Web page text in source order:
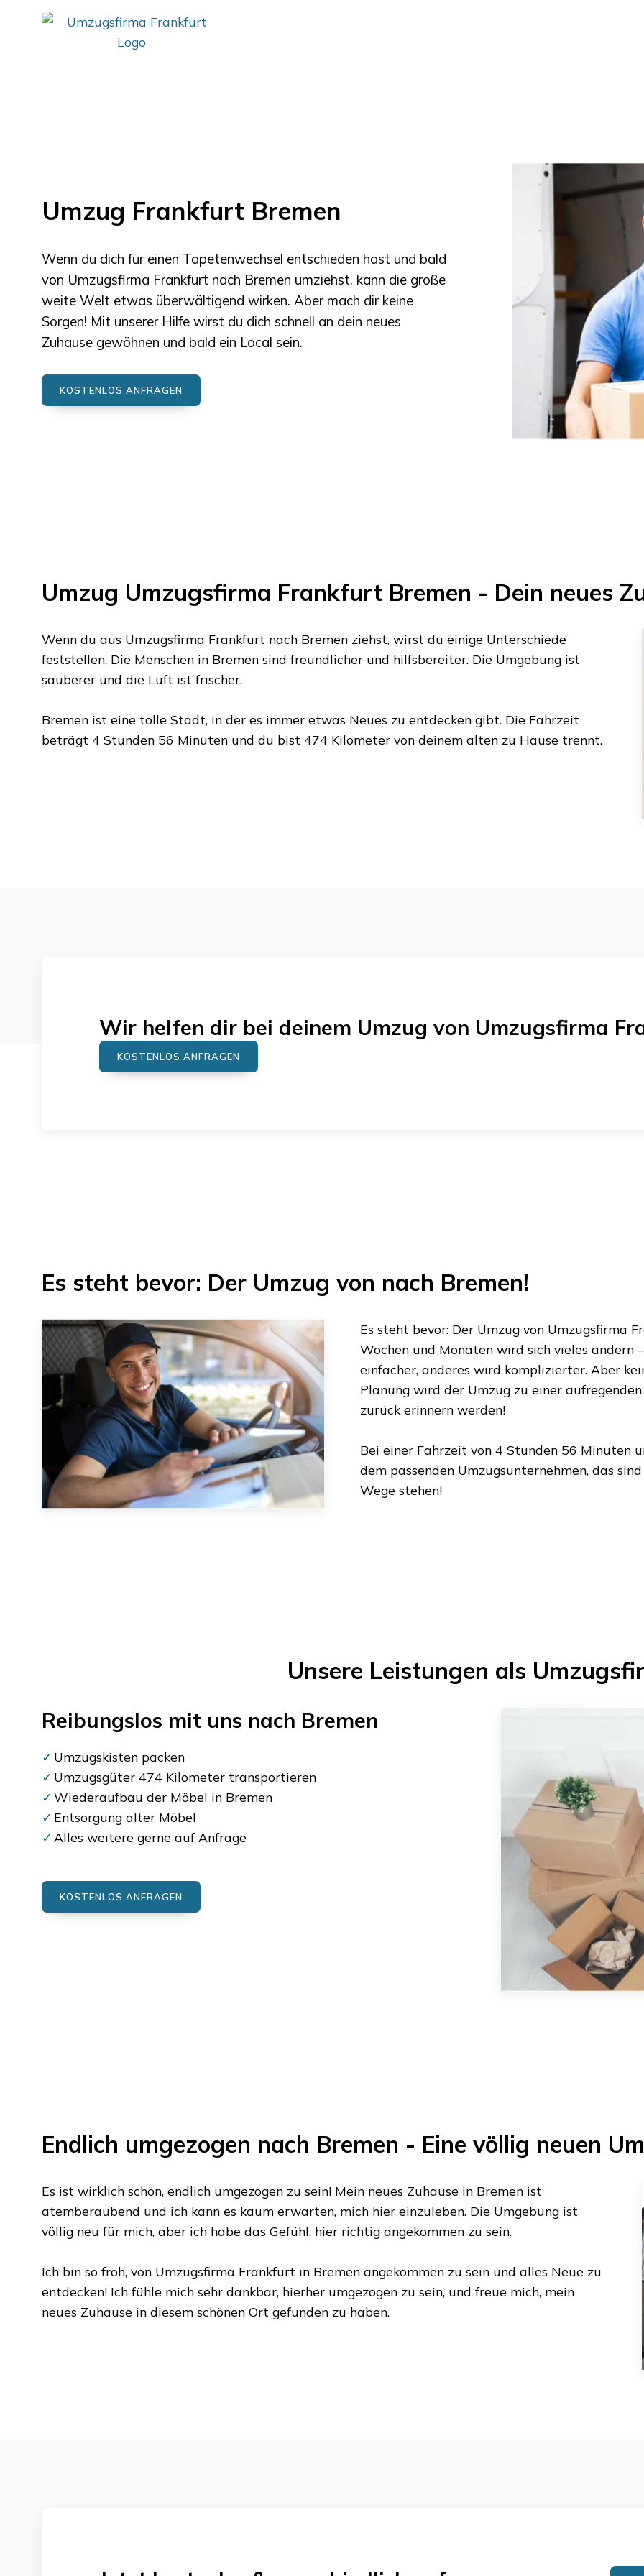
Umzug Frankfurt Bremen
Wenn du dich für einen Tapetenwechsel entschieden hast und bald
von Umzugsfirma Frankfurt nach Bremen umziehst, kann die große
weite Welt etwas überwältigend wirken. Aber mach dir keine
Sorgen! Mit unserer Hilfe wirst du dich schnell an dein neues
Zuhause gewöhnen und bald ein Local sein.
KOSTENLOS ANFRAGEN
Umzug Umzugsfirma Frankfurt Bremen - Dein neues
Wenn du aus Umzugsfirma Frankfurt nach Bremenziehst, wirst du einige Unterschiede
feststellen. Die Menschen in Bremensind freundlicher und hilfsbereiter. Die Umgebung ist
sauberer und die Luft ist frischer.
Bremenist eine tolle Stadt, in der es immer etwas Neues zu entdecken gibt. Die Fahrzeit
beträgt 4 Stunden 56 Minutenund du bist 474 Kilometervon deinem alten zu Hause trennt.
Wir helfen dir bei deinem Umzug von Umzugsfirma
KOSTENLOS ANFRAGEN
Es steht bevor: Der Umzug von nach Bremen!
Es steht bevor: Der Umzug von Umzugsfirma
Wochen und Monaten wird sich vieles ändern
einfacher, anderes wird komplizierter. Aber
Planung wird der Umzug zu einer
zurück erinnern werden!
Bei einer Fahrzeit von 4 Stunden 56 Minuten
dem passenden Umzugsunternehmen, das
Wege stehen!
Unsere Leistungen als
Reibungslos mit uns nach Bremen
Umzugskisten packen
Umzugsgüter 474 Kilometer transportieren
Wiederaufbau der Möbel in Bremen
Entsorgung alter Möbel
Alles weitere gerne auf Anfrage
KOSTENLOS ANFRAGEN
Endlich umgezogen nach Bremen - Eine völlig neuen
Es ist wirklich schön, endlich umgezogen zu sein! Mein neues Zuhause in Bremenist
atemberaubend und ich kann es kaum erwarten, mich hier einzuleben. Die Umgebung ist
völlig neu für mich, aber ich habe das Gefühl, hier richtig angekommen zu sein.
Ich bin so froh, von Umzugsfirma Frankfurt in Bremenangekommen zu sein und alles Neue zu
entdecken! Ich fühle mich sehr dankbar, hierher umgezogen zu sein, und freue mich, mein
neues Zuhause in diesem schönen Ort gefunden zu haben.